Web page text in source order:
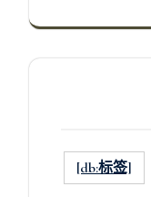
[db:标签]